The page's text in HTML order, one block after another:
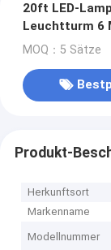
20ft LED-
Leuchtturm 6
MOQ：5 Sätze
Produkt-
Herkunftsort
Markenname
Modellnummer